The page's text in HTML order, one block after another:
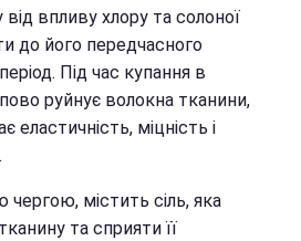
впливу хлору та солоної
до його передчасного
Під час купання в
руйнує волокна тканини,
еластичність, міцність і
містить сіль, яка
та сприяти її